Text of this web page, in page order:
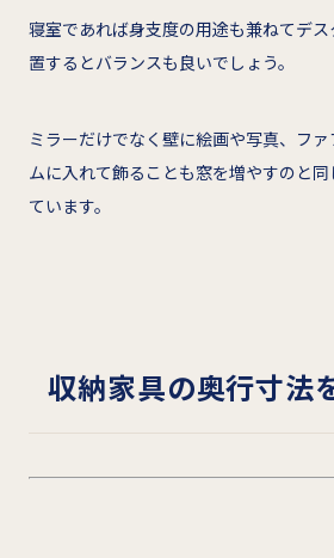
寝室であれば身支度の用途も兼ねてデ
置するとバランスも良いでしょう。
ミラーだけでなく壁に絵画や写真、フ
ムに入れて飾ることも窓を増やすのと
ています。
収納家具の奥行寸法